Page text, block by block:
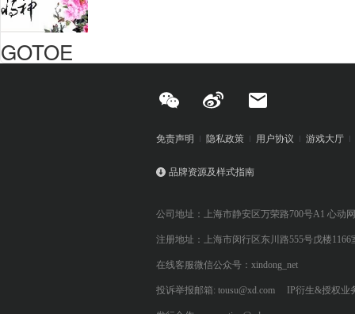
GOTOE
免责声明 隐私政策 用户协议 游戏大厅
品牌资源及样式指南
公司地址：上海市静安区万荣路700号A1 心动
注册地址：上海市闵行区东川路555号戊楼1166
在线客服微信公众号：xindong_net
投诉举报邮箱: tousu@xd.com IP衍生&授权业